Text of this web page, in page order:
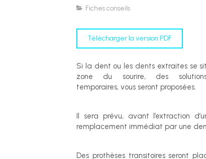
Fiches conseils
Télécharger la version PDF
Si la dent ou les dents extraites se
zone du sourire, des
temporaires, vous seront proposées.
Il sera prévu, avant l’extraction
remplacement immédiat par une
Des prothèses transitoires seront